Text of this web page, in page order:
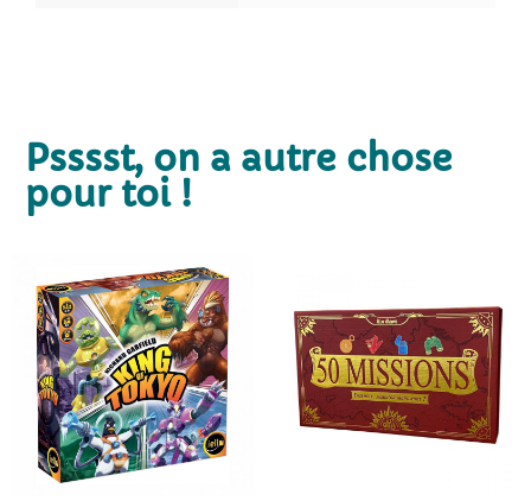
Psssst, on a autre chose
pour toi !